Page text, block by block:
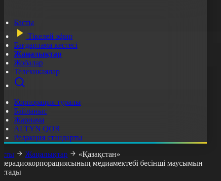
Басты
Тікелей эфир
Бағдарлама кестесі
Жаңалықтар
Жобалар
Телехикаялар
Корпорация туралы
Байланыс
Жарнама
ALTYN QOR
Редакция стандарты
Жаңалықтар
«Қазақстан»
медиамектебі бесінші маусымын